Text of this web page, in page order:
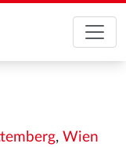
, Wien